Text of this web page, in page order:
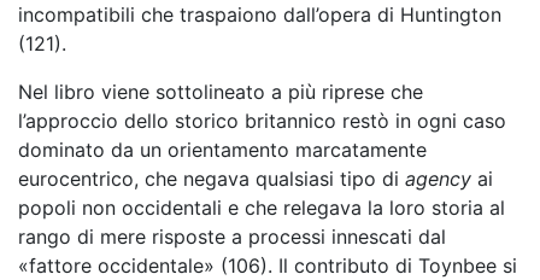
incompatibili che traspaiono dall’opera di Huntington
(121).
Nel libro viene sottolineato a più riprese che
l’approccio dello storico britannico restò in ogni caso
dominato da un orientamento marcatamente
eurocentrico, che negava qualsiasi tipo di agency ai
popoli non occidentali e che relegava la loro storia al
rango di mere risposte a processi innescati dal
«fattore occidentale» (106). Il contributo di Toynbee si